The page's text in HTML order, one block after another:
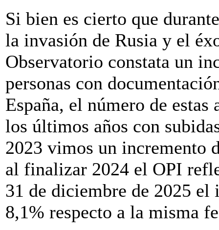
Si bien es cierto que
la invasión de Rusia y el
Observatorio constata un
personas con
España, el número de
los últimos años con
2023 vimos un incremento
al finalizar 2024 el OPI
31 de diciembre de 2025 el
8,1% respecto a la misma